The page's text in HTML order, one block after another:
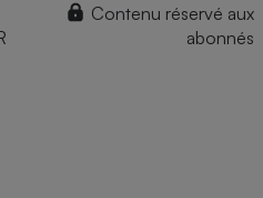
Contenu réservé aux
abonnés